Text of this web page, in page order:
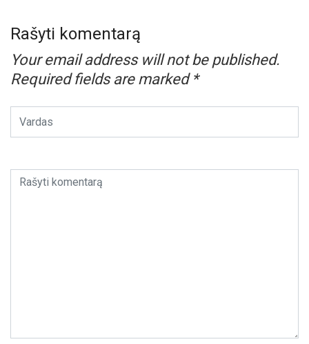
Rašyti komentarą
Your email address will not be published.
Required fields are marked *